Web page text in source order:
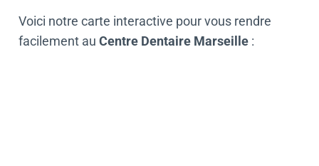
Voici notre carte interactive pour vous rendre
facilement au Centre Dentaire Marseille :